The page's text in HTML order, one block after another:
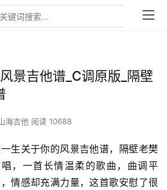
景吉他谱_C调原版_隔壁
海吉他 阅读 10688
生关于你的风景吉他谱，隔壁老樊
，一首长情温柔的歌曲，曲调平
情感却充满力量，这首歌安慰了很